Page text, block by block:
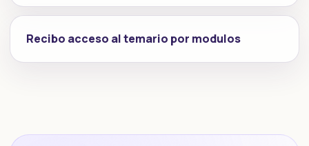
Recibo acceso al temario por modulos